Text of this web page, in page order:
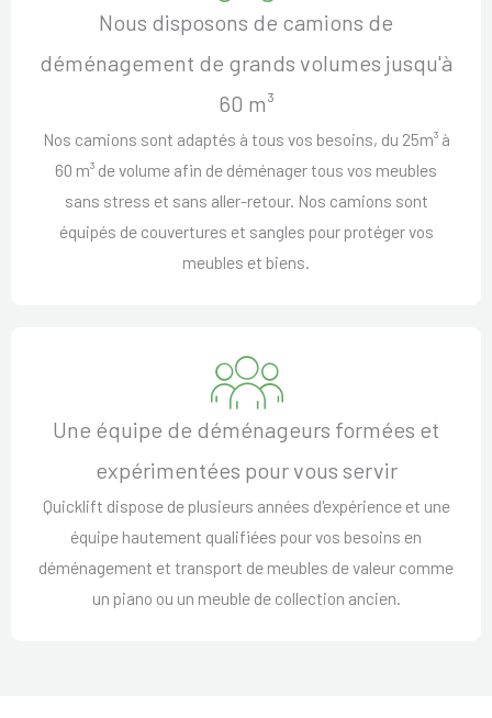
Nous disposons de camions de
déménagement de grands volumes jusqu'à
60 m³
Nos camions sont adaptés à tous vos besoins, du 25m³ à
60 m³ de volume afin de déménager tous vos meubles
sans stress et sans aller-retour. Nos camions sont
équipés de couvertures et sangles pour protéger vos
meubles et biens.
Une équipe de déménageurs formées et
expérimentées pour vous servir
Quicklift dispose de plusieurs années d'expérience et une
équipe hautement qualifiées pour vos besoins en
déménagement et transport de meubles de valeur comme
un piano ou un meuble de collection ancien.